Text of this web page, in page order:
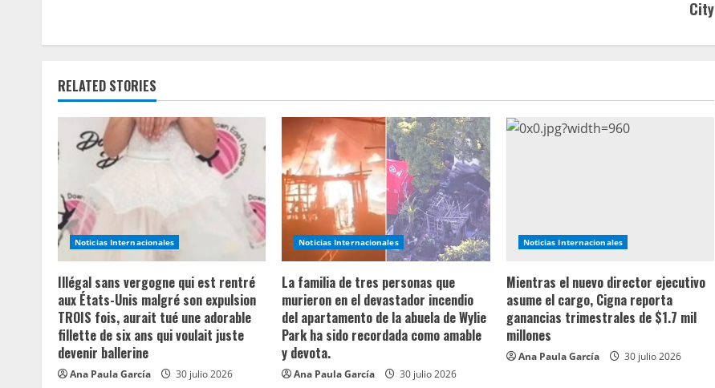
i
n
u
e
R
e
a
d
i
n
City
RELATED STORIES
Noticias Internacionales
Illégal sans vergogne qui est rentré
aux États-Unis malgré son expulsion
TROIS fois, aurait tué une adorable
fillette de six ans qui voulait juste
devenir ballerine
Ana Paula García 30 julio 2026
Noticias Internacionales
La familia de tres personas que
murieron en el devastador incendio
del apartamento de la abuela de Wylie
Park ha sido recordada como amable
y devota.
Ana Paula García 30 julio 2026
Noticias Internacionales
Mientras el nuevo director ejecutivo
asume el cargo, Cigna reporta
ganancias trimestrales de $1.7 mil
millones
Ana Paula García 30 julio 2026